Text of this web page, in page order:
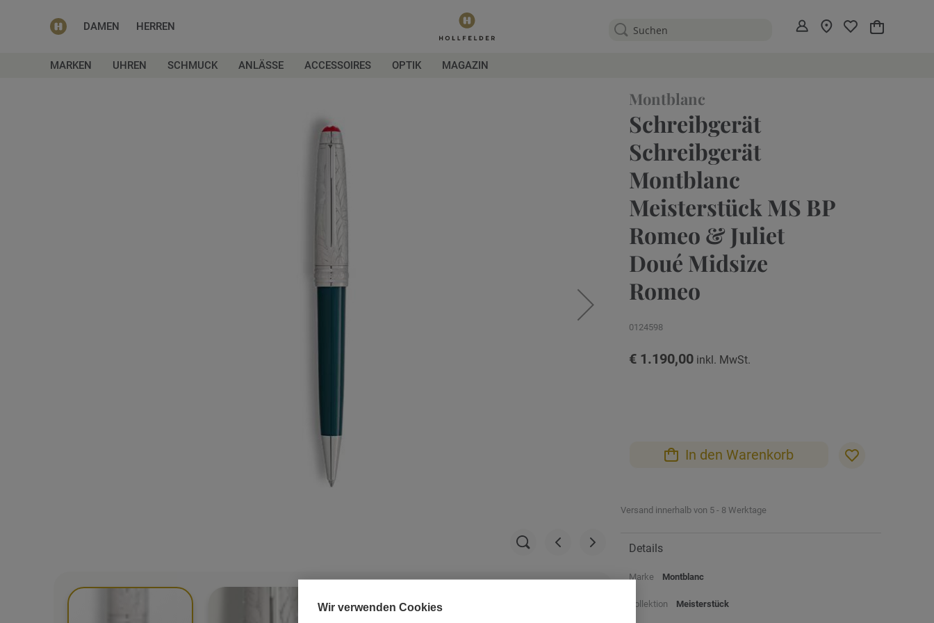
DAMEN HERREN Mein
MARKEN UHREN SCHMUCK ANLÄSSE ACCESSOIRES OPTIK MAGAZIN
Montblanc
Schreibgerät
Schreibgerät
Montblanc
Meisterstück MS BP
Romeo & Juliet
Doué Midsize
Romeo
0124598
€ 1.190,00
In den Warenkorb
Versand innerhalb von 5 - 8 Werktage
Details
Marke Montblanc
Kollektion Meisterstück
Wir verwenden Cookies